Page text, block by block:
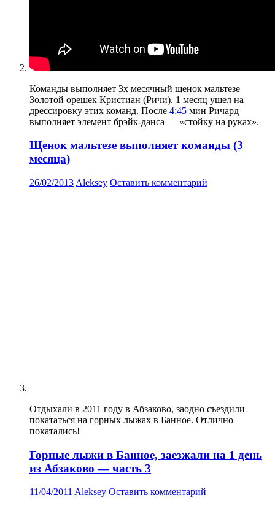
Команды выполняет 3х месячный щенок мальтезе
Золотой орешек Кристиан (Ричи). 1 месяц ушел на
дрессировку этих команд. После 4:45 мин Ричард
выполняет элемент брэйк-данса — «стойку на руках».
Щенок мальтезе выполняет команды (3
месяца)
26/02/2013 Aleksey Оставить комментарий
Отдыхали в 2011 году в Абзаково, заодно съездили
покататься на горных лыжах в Банное. Отлично
покатались!
Горные лыжи в Банное, заезжали на 1 день
из Абзаково — часть 3
11/04/2011 Aleksey Оставить комментарий